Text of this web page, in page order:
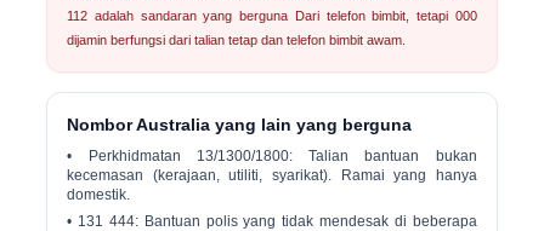
112 adalah sandaran yang berguna Dari telefon bimbit, tetapi 000
dijamin berfungsi dari talian tetap dan telefon bimbit awam.
Nombor Australia yang lain yang berguna
• Perkhidmatan 13/1300/1800:Talian bantuan bukan
kecemasan (kerajaan, utiliti, syarikat). Ramai yang hanya
domestik.
• 131 444: Bantuan polis yang tidak mendesak di beberapa